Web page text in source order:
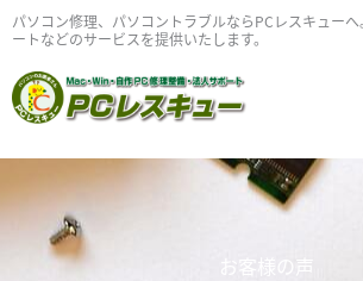
内
容
を
ス
プ
パソコン修理、パソコントラブルならPCレスキュー
ートなどのサービスを提供いたします。
お客様の声